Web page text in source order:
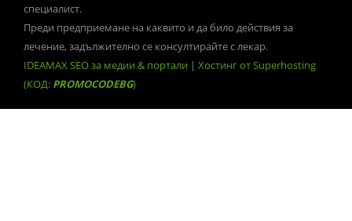
специалист.
Преди предприемане на каквито и да било действия за
лечение, задължително се консултирайте с лекар.
IDEAMAX SEO за медии & портали | Хостинг от Superhosting
(КОД: PROMOCODEBG)